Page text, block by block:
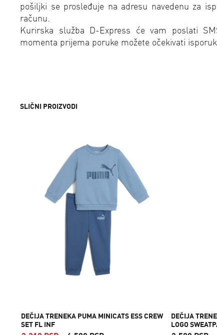
pošiljki se prosleđuje na adresu navedenu za
računu.
Kurirska služba D-Express će vam poslati
momenta prijema poruke možete očekivati
SLIČNI PROIZVODI
DEČIJA TRENEKA PUMA MINICATS ESS CREW
SET FL INF
DEČIJA
LOGO